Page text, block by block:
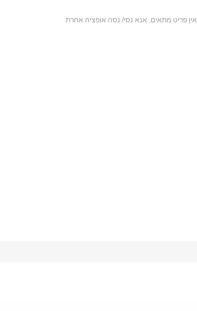
אין פריט מתאים. אנא נסי/ נסה אופציה אחרת